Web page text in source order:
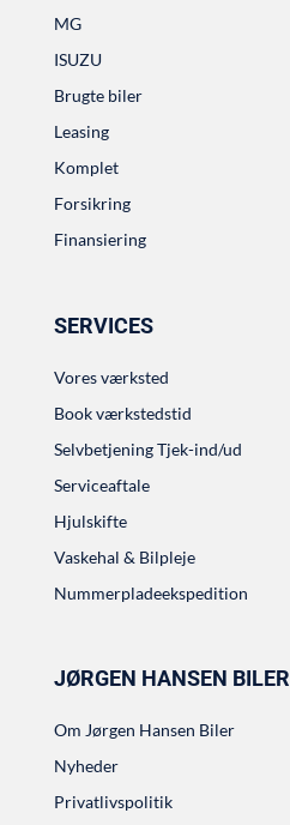
MG
ISUZU
Brugte biler
Leasing
Komplet
Forsikring
Finansiering
SERVICES
Vores værksted
Book værkstedstid
Selvbetjening Tjek-ind/ud
Serviceaftale
Hjulskifte
Vaskehal & Bilpleje
Nummerpladeekspedition
JØRGEN HANSEN BILER
Om Jørgen Hansen Biler
Nyheder
Privatlivspolitik